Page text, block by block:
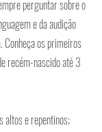
perguntar sobre o
e da audição
Conheça os primeiros
recém-nascido até 3
altos e repentinos;